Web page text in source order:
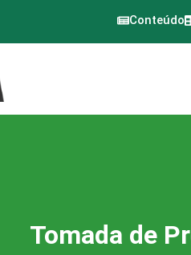
Conteúdo
Tomada de